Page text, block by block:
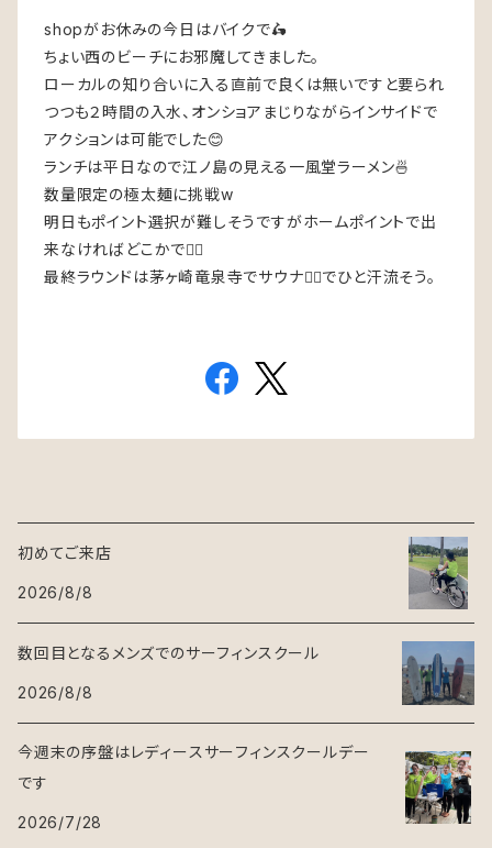
shopがお休みの今日はバイクで🛵
ちょい西のビーチにお邪魔してきました。
ローカルの知り合いに入る直前で良くは無いですと要られ
つつも２時間の入水、オンショアまじりながらインサイドで
アクションは可能でした😊
ランチは平日なので江ノ島の見える一風堂ラーメン🍜
数量限定の極太麺に挑戦w
明日もポイント選択が難しそうですがホームポイントで出
来なければどこかで🏄‍♂️
最終ラウンドは茅ヶ崎竜泉寺でサウナ🧖‍♂️でひと汗流そう。
初めてご来店
2026/8/8
数回目となるメンズでのサーフィンスクール
2026/8/8
今週末の序盤はレディースサーフィンスクールデー
です
2026/7/28